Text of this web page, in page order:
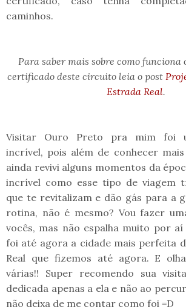
caminhos.
Para saber mais sobre como funciona
certificado deste circuito leia o post
Estrada Real.
Visitar Ouro Preto pra mim foi
incrível, pois além de conhecer
ainda revivi alguns momentos da
incrível como esse tipo de viagem
que te revitalizam e dão gás para a
rotina, não é mesmo? Vou fazer
vocês, mas não espalha muito por
foi até agora a cidade mais perfeita
Real que fizemos até agora. E
várias!! Super recomendo sua
dedicada apenas a ela e não ao
não deixa de me contar como foi =D